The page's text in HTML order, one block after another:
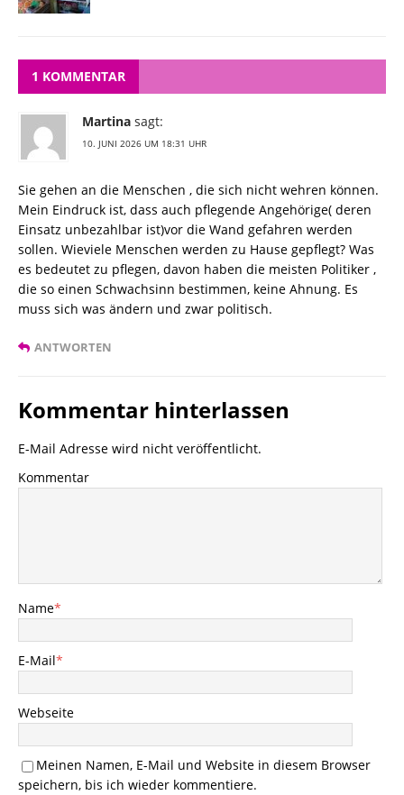
1 KOMMENTAR
Martina sagt:
10. JUNI 2026 UM 18:31 UHR
Sie gehen an die Menschen , die sich nicht wehren können.
Mein Eindruck ist, dass auch pflegende Angehörige( deren
Einsatz unbezahlbar ist)vor die Wand gefahren werden
sollen. Wieviele Menschen werden zu Hause gepflegt? Was
es bedeutet zu pflegen, davon haben die meisten Politiker ,
die so einen Schwachsinn bestimmen, keine Ahnung. Es
muss sich was ändern und zwar politisch.
ANTWORTEN
Kommentar hinterlassen
E-Mail Adresse wird nicht veröffentlicht.
Kommentar
Name*
E-Mail*
Webseite
Meinen Namen, E-Mail und Website in diesem Browser
speichern, bis ich wieder kommentiere.